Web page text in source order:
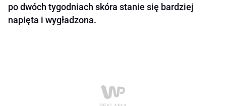
po dwóch tygodniach skóra stanie się bardziej
napięta i wygładzona.